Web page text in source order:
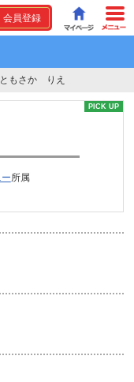
会員登録
ともさか りえ
PICK UP
所属